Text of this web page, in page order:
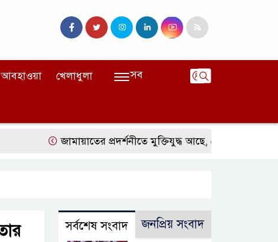
আবহাওয়া খেলাধুলা সব
জামায়াতের প্রদর্শনীতে মুক্তিযুদ্ধ আছে, নেই জামায়াত
সর্বশেষ সংবাদ জনপ্রিয় সংবাদ